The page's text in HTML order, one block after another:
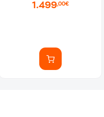
1.499,00€